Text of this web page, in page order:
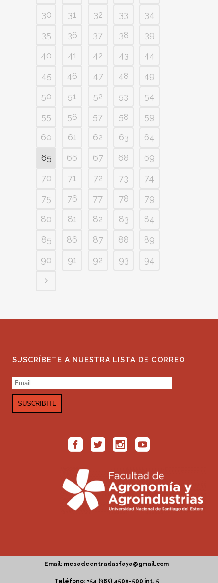
30
31 32 33
34
35
36 37 38
39
40
41 42 43
44
45
46 47 48
49
50
51 52 53
54
55
56 57 58
59
60
61 62 63
64
65
66 67 68
69
70
71 72 73
74
75
76 77 78
79
80
81 82 83
84
85
86 87 88
89
90
91 92 93 94
SUSCRÍBETE A NUESTRA LISTA DE CORREO
Email: mesadeentradasfaya@gmail.com
Teléfono: +54 (385) 4509-500 int. 5